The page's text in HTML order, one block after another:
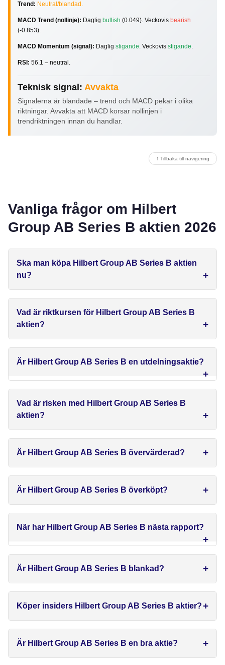
Trend: Neutral/blandad.
MACD Trend (nollinje): Daglig bullish (0.049). Veckovis bearish
(-0.853).
MACD Momentum (signal): Daglig stigande. Veckovis stigande.
RSI: 56.1 – neutral.
Teknisk signal: Avvakta
Signalerna är blandade – trend och MACD pekar i olika
riktningar. Avvakta att MACD korsar nollinjen i
trendriktningen innan du handlar.
↑ Tillbaka till navigering
Vanliga frågor om Hilbert
Group AB Series B aktien 2026
Ska man köpa Hilbert Group AB Series B aktien
nu?
Vad är riktkursen för Hilbert Group AB Series B
aktien?
Är Hilbert Group AB Series B en utdelningsaktie?
Vad är risken med Hilbert Group AB Series B
aktien?
Är Hilbert Group AB Series B övervärderad?
Är Hilbert Group AB Series B överköpt?
När har Hilbert Group AB Series B nästa rapport?
Är Hilbert Group AB Series B blankad?
Köper insiders Hilbert Group AB Series B aktier?
Är Hilbert Group AB Series B en bra aktie?